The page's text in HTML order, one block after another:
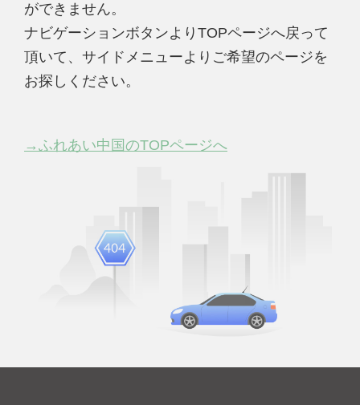
ができません。
ナビゲーションボタンよりTOPページへ戻って
頂いて、サイドメニューよりご希望のページを
お探しください。
→ふれあい中国のTOPページへ